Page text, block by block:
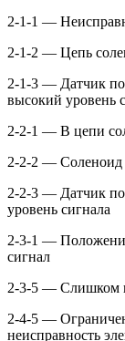
2-1-1 —
2-1-2 — Цепь
2-1-3 — Датчик
высокий уровень
2-2-1 — В цепи
2-2-2 — Соленоид
2-2-3 — Датчик
уровень сигнала
2-3-1 —
сигнал
2-3-5 — Слишком
2-4-5 —
неисправность